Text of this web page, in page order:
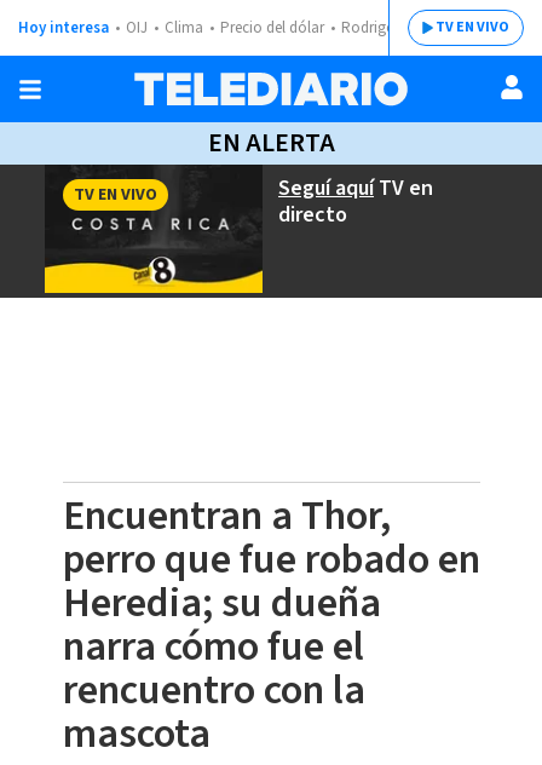
Hoy interesa OIJ Clima Precio del dólar Rodrigo ChavesTV EN VIVO
EN ALERTA
Seguí aquíTV en
directo
TV EN VIVO
Encuentran a Thor,
perro que fue robado en
Heredia; su dueña
narra cómo fue el
rencuentro con la
mascota